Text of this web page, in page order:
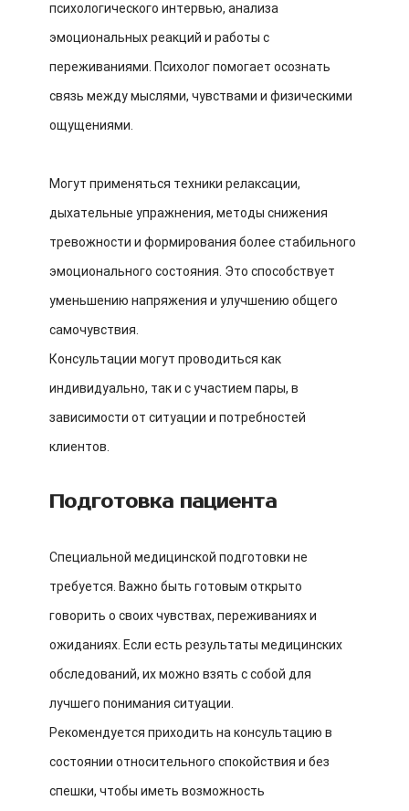
психологического интервью, анализа
эмоциональных реакций и работы с
переживаниями. Психолог помогает осознать
связь между мыслями, чувствами и физическими
ощущениями.
Могут применяться техники релаксации,
дыхательные упражнения, методы снижения
тревожности и формирования более стабильного
эмоционального состояния. Это способствует
уменьшению напряжения и улучшению общего
самочувствия.
Консультации могут проводиться как
индивидуально, так и с участием пары, в
зависимости от ситуации и потребностей
клиентов.
Подготовка пациента
Специальной медицинской подготовки не
требуется. Важно быть готовым открыто
говорить о своих чувствах, переживаниях и
ожиданиях. Если есть результаты медицинских
обследований, их можно взять с собой для
лучшего понимания ситуации.
Рекомендуется приходить на консультацию в
состоянии относительного спокойствия и без
спешки, чтобы иметь возможность